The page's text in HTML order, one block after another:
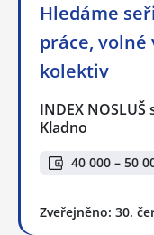
Hledáme
práce,
kolektiv
INDEX NOSLUŠ
Kladno
40 000 – 50
Zveřejněno: 30.